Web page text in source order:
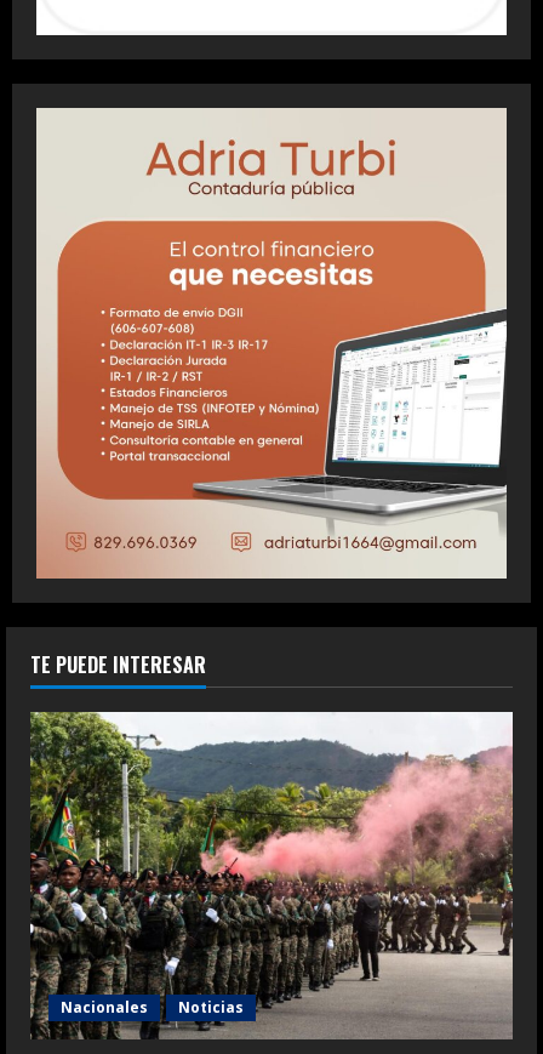
TE PUEDE INTERESAR
Nacionales Noticias